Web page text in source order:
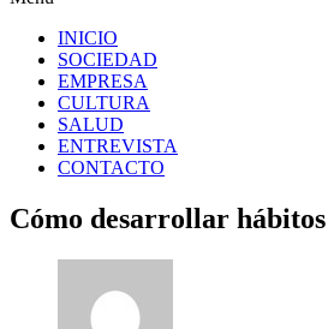
INICIO
SOCIEDAD
EMPRESA
CULTURA
SALUD
ENTREVISTA
CONTACTO
Cómo desarrollar